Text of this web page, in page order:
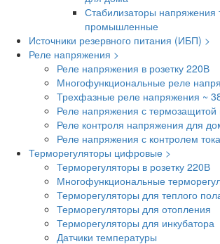
Стабилизаторы
промышленные
Источники резервного питания (ИБП) >
Реле напряжения >
Реле напряжения в розетку 220В
Многофункциональные реле
Трехфазные реле напряжения ~
Реле напряжения с термозащитой
Реле контроля напряжения для
Реле напряжения с контролем
Терморегуляторы цифровые >
Терморегуляторы в розетку 220В
Многофункциональные
Терморегуляторы для теплого
Терморегуляторы для отопления
Терморегуляторы для инкубатора
Датчики температуры